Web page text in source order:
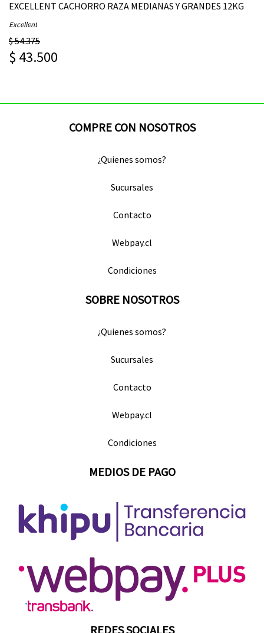
EXCELLENT CACHORRO RAZA MEDIANAS Y GRANDES 12KG
Excellent
$ 54.375
$ 43.500
COMPRE CON NOSOTROS
¿Quienes somos?
Sucursales
Contacto
Webpay.cl
Condiciones
SOBRE NOSOTROS
¿Quienes somos?
Sucursales
Contacto
Webpay.cl
Condiciones
MEDIOS DE PAGO
REDES SOCIALES